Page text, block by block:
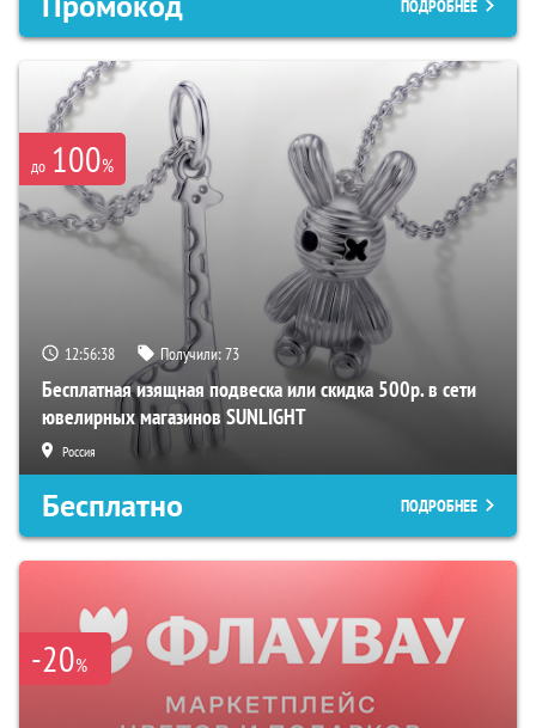
ПОДРОБНЕЕ
до 100%
12:56:37 Получили:73
Бесплатная изящная подвеска или скидка 500р. в сети
ювелирных магазинов SUNLIGHT
Россия
Бесплатно ПОДРОБНЕЕ
-20%